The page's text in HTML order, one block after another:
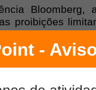
Bloomberg,
proibições
Ela afirmou estar
com a
para essa
nessas